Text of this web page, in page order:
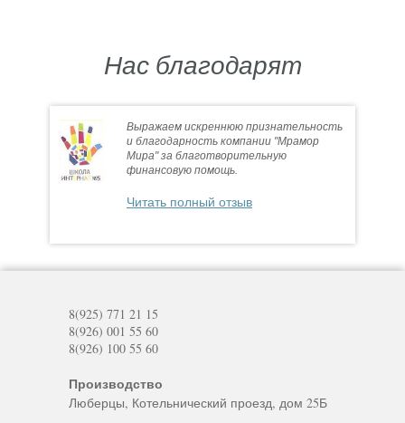
Нас благодарят
Выражаем искреннюю признательность
и благодарность компании "Мрамор
Мира" за благотворительную
финансовую помощь.
Читать полный отзыв
8(925) 771 21 15
8(926) 001 55 60
8(926) 100 55 60
Производство
Люберцы, Котельнический проезд, дом 25Б